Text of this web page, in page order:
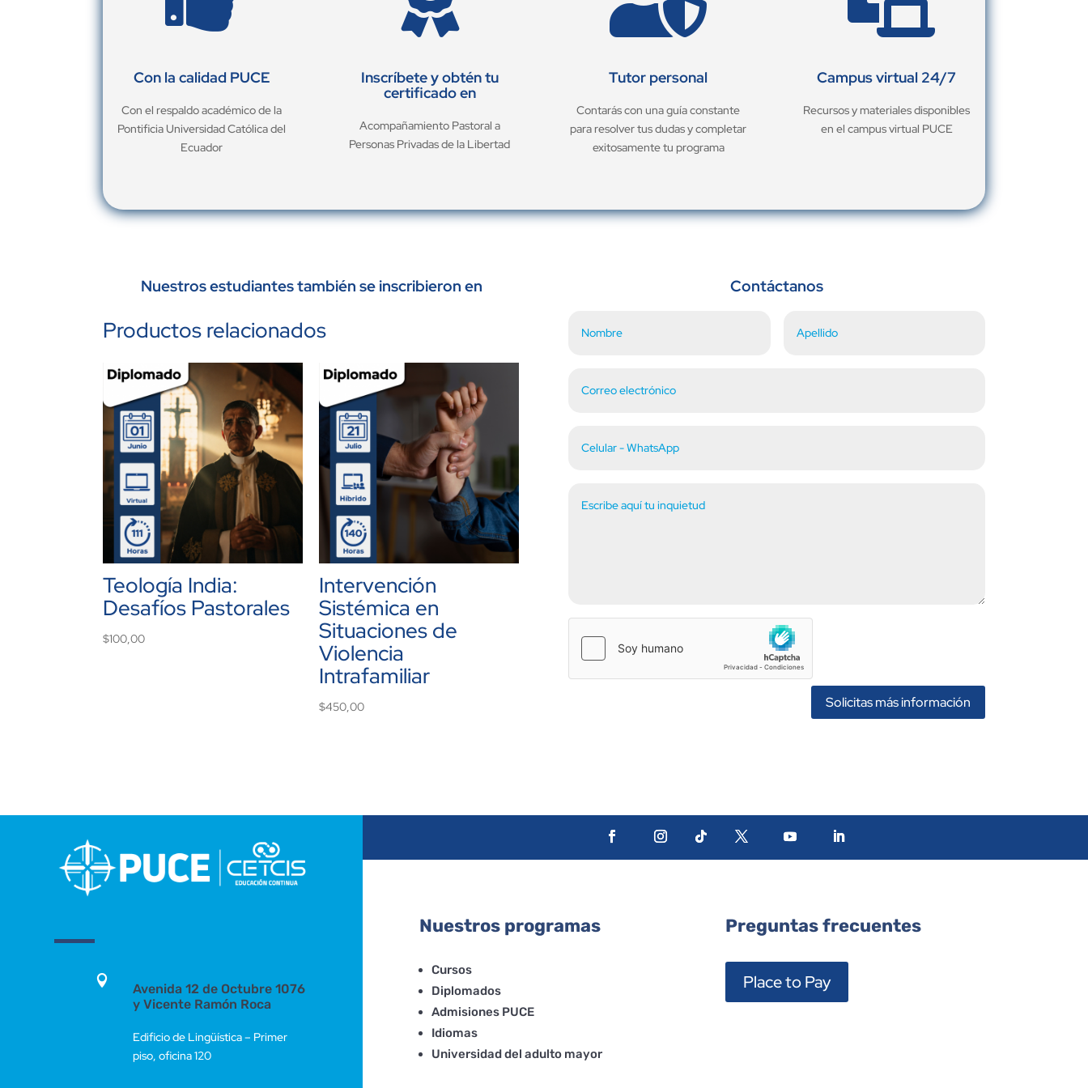
Con la calidad PUCE
Con el respaldo académico de la
Pontificia Universidad Católica del
Ecuador
Inscríbete y obtén tu
certificado en
Acompañamiento Pastoral a
Personas Privadas de la Libertad
Tutor personal
Contarás con una guía constante
para resolver tus dudas y completar
exitosamente tu programa
Campus virtual 24/7
Recursos y materiales disponibles
en el campus virtual PUCE
Nuestros estudiantes también se inscribieron en
Productos relacionados
Teología India:
Desafíos Pastorales
$100,00
Intervención
Sistémica en
Situaciones de
Violencia
Intrafamiliar
$450,00
Contáctanos
Solicitas más información

Avenida 12 de Octubre 1076
y Vicente Ramón Roca
Edificio de Lingüística – Primer
piso, oficina 120
Nuestros programas
Cursos
Diplomados
Admisiones PUCE
Idiomas
Universidad del adulto mayor
Preguntas frecuentes
Place to Pay